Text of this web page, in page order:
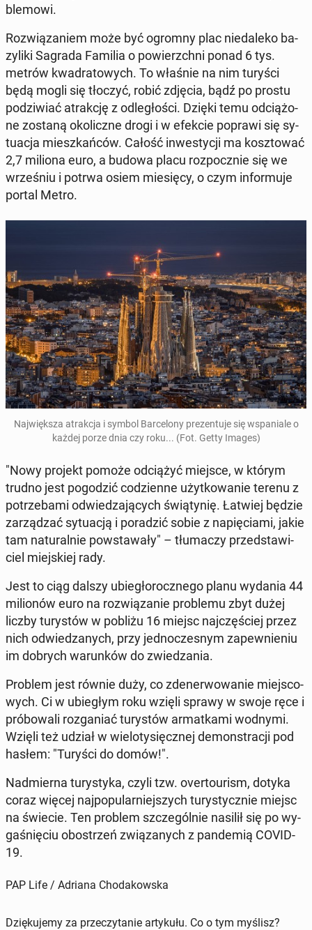
ble­mo­wi.
Roz­wią­za­niem może być ogromny plac nie­da­le­ko ba­
zy­li­ki Sagrada Familia o po­wierzch­ni ponad 6 tys.
metrów kwa­dra­to­wych. To właśnie na nim turyści
będą mogli się tłoczyć, robić zdjęcia, bądź po prostu
po­dzi­wiać atrak­cję z od­le­gło­ści. Dzięki temu od­cią­żo­
ne zostaną oko­licz­ne drogi i w efekcie poprawi się sy­
tu­acja miesz­kań­ców. Całość in­we­sty­cji ma kosz­to­wać
2,7 miliona euro, a budowa placu roz­pocz­nie się we
wrze­śniu i potrwa osiem mie­się­cy, o czym in­for­mu­je
portal Metro.
Naj­więk­sza atrak­cja i symbol Bar­ce­lo­ny pre­zen­tu­je się wspa­nia­le o
każdej porze dnia czy roku... (Fot. Getty Images)
"Nowy projekt pomoże od­cią­żyć miejsce, w którym
trudno jest po­go­dzić co­dzien­ne użyt­ko­wa­nie terenu z
po­trze­ba­mi od­wie­dza­ją­cych świą­ty­nię. Łatwiej będzie
za­rzą­dzać sy­tu­acją i po­ra­dzić sobie z na­pię­cia­mi, jakie
tam na­tu­ral­nie po­wsta­wa­ły" – tłu­ma­czy przed­sta­wi­
ciel miej­skiej rady.
Jest to ciąg dalszy ubie­gło­rocz­ne­go planu wydania 44
mi­lio­nów euro na roz­wią­za­nie pro­ble­mu zbyt dużej
liczby tu­ry­stów w pobliżu 16 miejsc naj­czę­ściej przez
nich od­wie­dza­nych, przy jed­no­cze­snym za­pew­nie­niu
im dobrych wa­run­ków do zwie­dza­nia.
Problem jest równie duży, co zde­ner­wo­wa­nie miej­sco­
wych. Ci w ubie­głym roku wzięli sprawy w swoje ręce i
pró­bo­wa­li roz­ga­niać tu­ry­stów ar­mat­ka­mi wodnymi.
Wzięli też udział w wie­lo­ty­sięcz­nej de­mon­stra­cji pod
hasłem: "Turyści do domów!".
Nad­mier­na tu­ry­sty­ka, czyli tzw. over­to­urism, dotyka
coraz więcej naj­po­pu­lar­niej­szych tu­ry­stycz­nie miejsc
na świecie. Ten problem szcze­gól­nie nasilił się po wy­
ga­śnię­ciu ob­ostrzeń zwią­za­nych z pan­de­mią COVID-
19.
PAP Life / Adriana Chodakowska
Dziękujemy za przeczytanie artykułu. Co o tym myślisz?